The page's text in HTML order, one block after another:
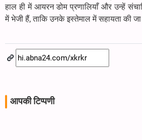
हाल ही में आयरन डोम प्रणालियाँ और उन्हें
में भेजी हैं, ताकि उनके इस्तेमाल में सहायता की
आपकी टिप्पणी